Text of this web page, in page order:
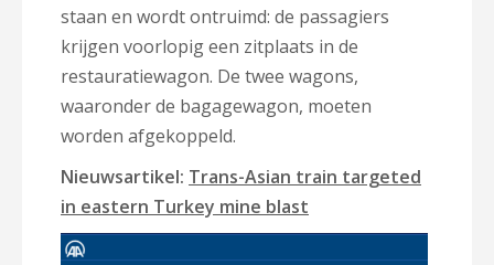
staan en wordt ontruimd: de passagiers
krijgen voorlopig een zitplaats in de
restauratiewagon. De twee wagons,
waaronder de bagagewagon, moeten
worden afgekoppeld.
Nieuwsartikel: Trans-Asian train targeted
in eastern Turkey mine blast